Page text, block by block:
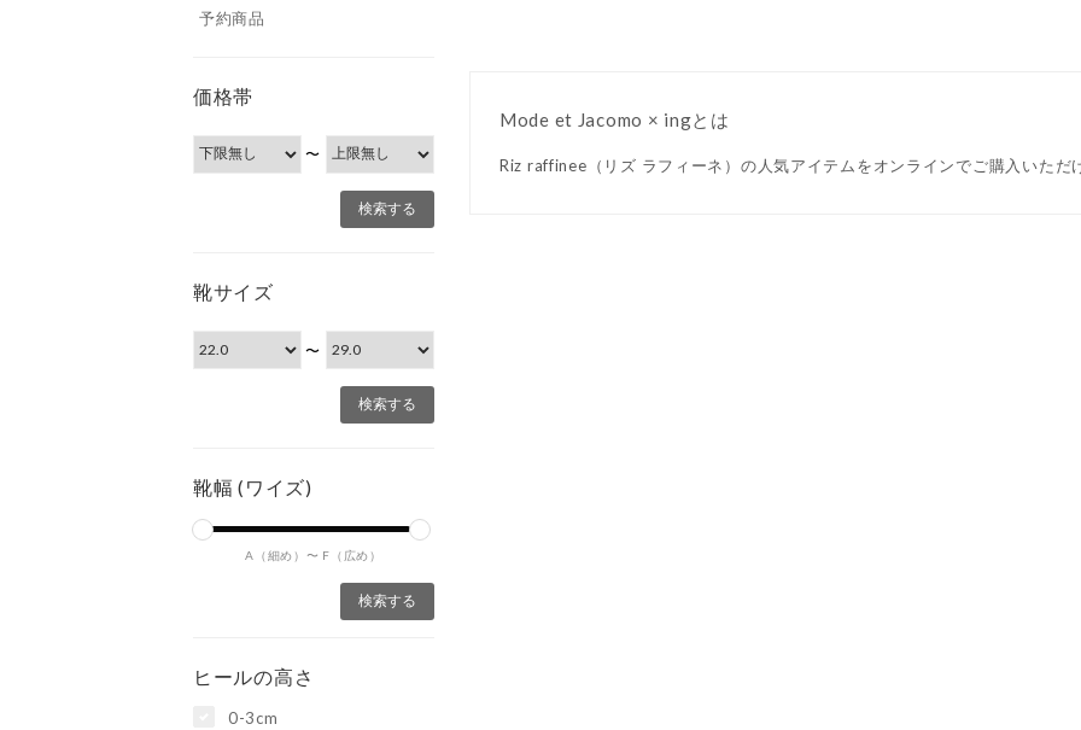
予約商品
価格帯
〜
靴サイズ
〜
靴幅 (ワイズ)
A（細め）〜 F（広め）
ヒールの高さ
0-3cm
Mode et Jacomo × ingとは
Riz raffinee（リズ ラフィーネ）の人気アイテムをオンラインでご購入いただ